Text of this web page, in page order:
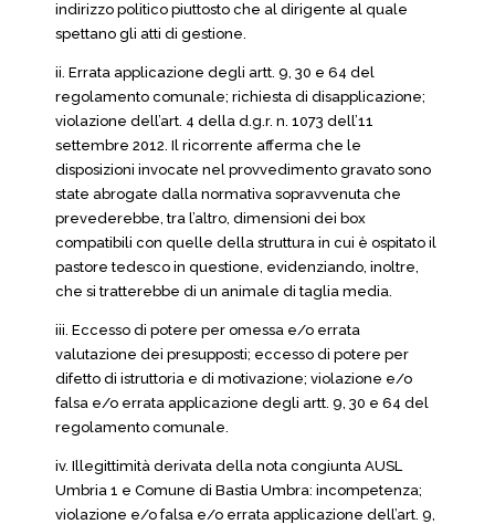
indirizzo politico piuttosto che al dirigente al quale
spettano gli atti di gestione.
ii. Errata applicazione degli artt. 9, 30 e 64 del
regolamento comunale; richiesta di disapplicazione;
violazione dell’art. 4 della d.g.r. n. 1073 dell’11
settembre 2012. Il ricorrente afferma che le
disposizioni invocate nel provvedimento gravato sono
state abrogate dalla normativa sopravvenuta che
prevederebbe, tra l’altro, dimensioni dei box
compatibili con quelle della struttura in cui è ospitato il
pastore tedesco in questione, evidenziando, inoltre,
che si tratterebbe di un animale di taglia media.
iii. Eccesso di potere per omessa e/o errata
valutazione dei presupposti; eccesso di potere per
difetto di istruttoria e di motivazione; violazione e/o
falsa e/o errata applicazione degli artt. 9, 30 e 64 del
regolamento comunale.
iv. Illegittimità derivata della nota congiunta AUSL
Umbria 1 e Comune di Bastia Umbra: incompetenza;
violazione e/o falsa e/o errata applicazione dell’art. 9,